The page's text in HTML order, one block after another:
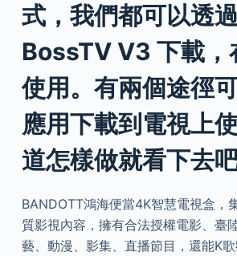
式，我們都可以透
BossTV V3 下載，
使用。有兩個途徑
應用下載到電視上
道怎樣做就看下去吧
BANDOTT鴻海便當4K智慧電視盒，
質影視內容，擁有合法授權電影、臺
藝、動漫、影集、直播節目，還能K